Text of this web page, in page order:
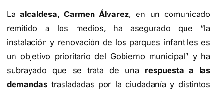
Laalcaldesa, Carmen Álvarez, en un comunicado
remitido a los medios, ha asegurado que “la
instalación y renovación de los parques infantiles es
un objetivo prioritario del Gobierno municipal” y ha
subrayado que se trata de una respuesta a las
demandas trasladadas por la ciudadanía y distintos